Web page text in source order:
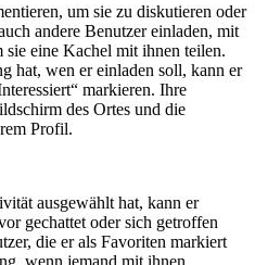
um sie zu diskutieren oder
andere Benutzer einladen, mit
sie eine Kachel mit ihnen teilen.
hat, wen er einladen soll, kann er
markieren. Ihre
des Ortes und die
Profil.
ausgewählt hat, kann er
gechattet oder sich getroffen
die er als Favoriten markiert
wenn jemand mit ihnen